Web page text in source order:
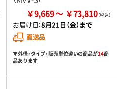
￥9,669 ￥73,810
お届け日：8月21日（金）まで
直送品
▼外径・タイプ・販売単位違いの商品が14商
品あります